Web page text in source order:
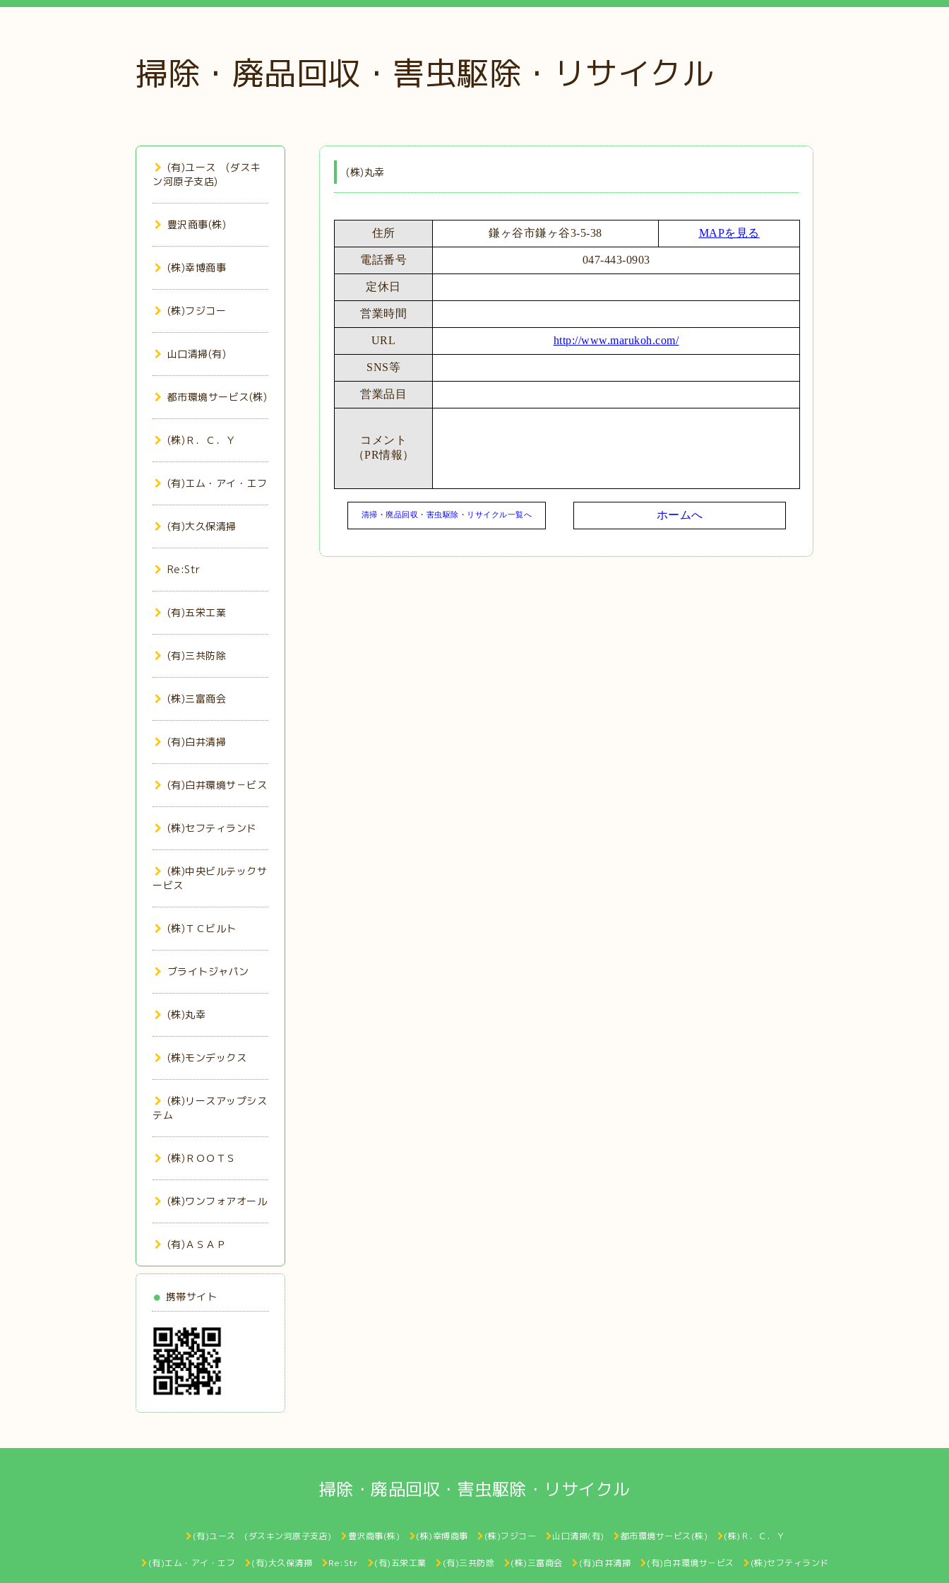
掃除・廃品回収・害虫駆除・リサイクル
(株)丸幸
住所 鎌ヶ谷市鎌ヶ谷3-5-38 MAPを見る
電話番号 047-443-0903
定休日
営業時間
URL http://www.marukoh.com/
SNS等
営業品目
コメント
（PR情報）
清掃・廃品回収・害虫駆除・リサイクル一覧へ ホームへ
(有)ユース (ダスキ
ン河原子支店)
豊沢商事(株)
(株)幸博商事
(株)フジコー
山口清掃(有)
都市環境サービス(株)
(株)Ｒ．Ｃ．Ｙ
(有)エム・アイ・エフ
(有)大久保清掃
Re:Str
(有)五栄工業
(有)三共防除
(株)三富商会
(有)白井清掃
(有)白井環境サ－ビス
(株)セフティランド
(株)中央ビルテックサ
ービス
(株)ＴＣビルト
ブライトジャパン
(株)丸幸
(株)モンデックス
(株)リースアップシス
テム
(株)ＲＯＯＴＳ
(株)ワンフォアオール
(有)ＡＳＡＰ
携帯サイト
掃除・廃品回収・害虫駆除・リサイクル
(有)ユース (ダスキン河原子支店) 豊沢商事(株) (株)幸博商事 (株)フジコー 山口清掃(有) 都市環境サービス(株) (株)Ｒ．Ｃ．Ｙ
(有)エム・アイ・エフ (有)大久保清掃 Re:Str (有)五栄工業 (有)三共防除 (株)三富商会 (有)白井清掃 (有)白井環境サ－ビス (株)セフティランド